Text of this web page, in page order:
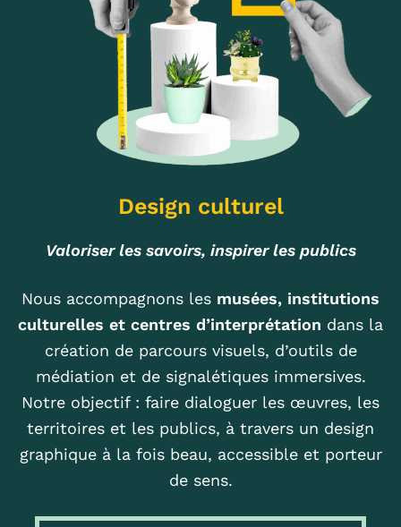
Design culturel
Valoriser les savoirs, inspirer les publics
Nous accompagnons les musées, institutions
culturelles et centres d’interprétation dans la
création de parcours visuels, d’outils de
médiation et de signalétiques immersives.
Notre objectif : faire dialoguer les œuvres, les
territoires et les publics, à travers un design
graphique à la fois beau, accessible et porteur
de sens.